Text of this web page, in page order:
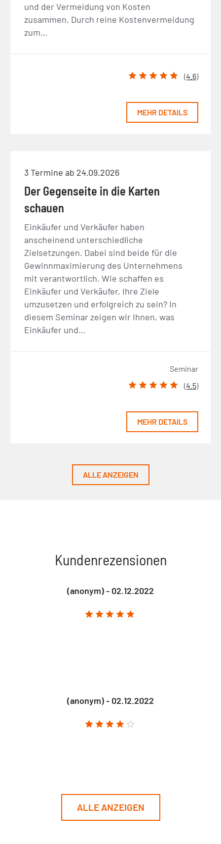
und der Vermeidung von Kosten
zusammen. Durch reine Kostenvermeidung
zum…
(4.6)
MEHR DETAILS
3 Termine ab 24.09.2026
Der Gegenseite in die Karten
schauen
Einkäufer und Verkäufer haben
anscheinend unterschiedliche
Zielsetzungen. Dabei sind beide für die
Gewinnmaximierung des Unternehmens
mit verantwortlich. Wie schaffen es
Einkäufer und Verkäufer, Ihre Ziele
umzusetzen und erfolgreich zu sein? In
diesem Seminar zeigen wir Ihnen, was
Einkäufer und…
Seminar
(4.5)
MEHR DETAILS
ALLE ANZEIGEN
Kundenrezensionen
(anonym) - 02.12.2022
(anonym) - 02.12.2022
ALLE ANZEIGEN